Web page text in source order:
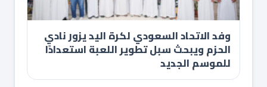
وفد الاتحاد السعودي لكرة اليد يزور نادي
الحزم ويبحث سبل تطوير اللعبة استعدادًا
للموسم الجديد